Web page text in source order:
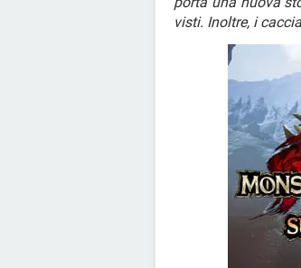
visti. Inoltre, i